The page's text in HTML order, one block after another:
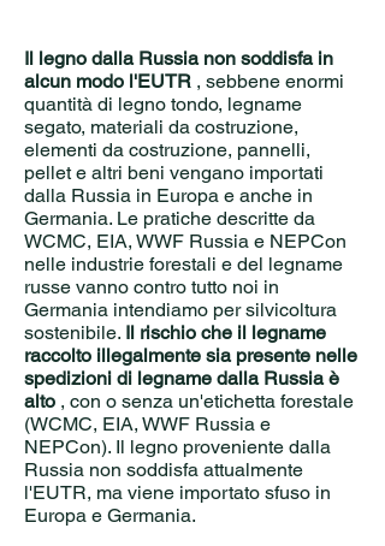
Il legno dalla Russia non soddisfa in
alcun modo l'EUTR , sebbene enormi
quantità di legno tondo, legname
segato, materiali da costruzione,
elementi da costruzione, pannelli,
pellet e altri beni vengano importati
dalla Russia in Europa e anche in
Germania. Le pratiche descritte da
WCMC, EIA, WWF Russia e NEPCon
nelle industrie forestali e del legname
russe vanno contro tutto noi in
Germania intendiamo per silvicoltura
sostenibile. Il rischio che il legname
raccolto illegalmente sia presente nelle
spedizioni di legname dalla Russia è
alto , con o senza un'etichetta forestale
(WCMC, EIA, WWF Russia e
NEPCon). Il legno proveniente dalla
Russia non soddisfa attualmente
l'EUTR, ma viene importato sfuso in
Europa e Germania.